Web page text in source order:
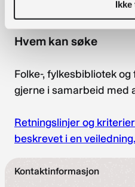
Ikke
bibliotekstrategi 2015-
Hvem kan søke
Folke-, fylkesbibliotek
gjerne i samarbeid med
Retningslinjer og
beskrevet i en veiledning.
Kontaktinformasjon